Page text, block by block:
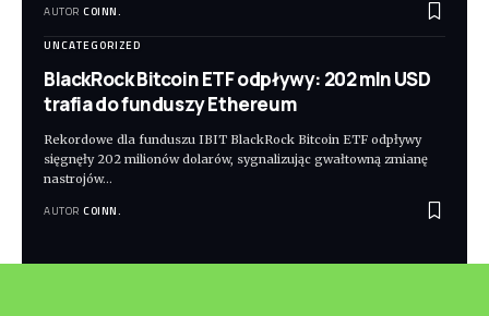
AUTOR COINN.
UNCATEGORIZED
BlackRock Bitcoin ETF odpływy: 202 mln USD
trafia do funduszy Ethereum
Rekordowe dla funduszu IBIT BlackRock Bitcoin ETF odpływy
sięgnęły 202 milionów dolarów, sygnalizując gwałtowną zmianę
nastrojów…
AUTOR COINN.